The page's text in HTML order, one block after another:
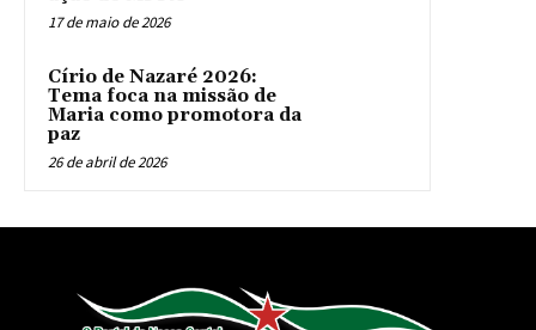
17 de maio de 2026
Círio de Nazaré 2026:
Tema foca na missão de
Maria como promotora da
paz
26 de abril de 2026